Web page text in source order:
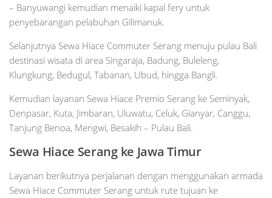
– Banyuwangi kemudian menaiki kapal fery untuk
penyebarangan pelabuhan Gilimanuk.
Selanjutnya Sewa Hiace Commuter Serang menuju pulau Bali
destinasi wisata di area Singaraja, Badung, Buleleng,
Klungkung, Bedugul, Tabanan, Ubud, hingga Bangli.
Kemudian layanan Sewa Hiace Premio Serang ke Seminyak,
Denpasar, Kuta, Jimbaran, Uluwatu, Celuk, Gianyar, Canggu,
Tanjung Benoa, Mengwi, Besakih – Pulau Bali.
Sewa Hiace Serang ke Jawa Timur
Layanan berikutnya perjalanan dengan menggunakan armada
Sewa Hiace Commuter Serang untuk rute tujuan ke